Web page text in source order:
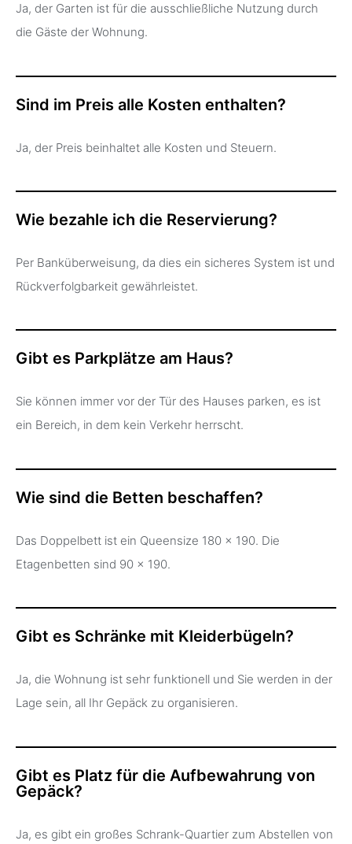
Ja, der Garten ist für die ausschließliche Nutzung durch
die Gäste der Wohnung.
Sind im Preis alle Kosten enthalten?
Ja, der Preis beinhaltet alle Kosten und Steuern.
Wie bezahle ich die Reservierung?
Per Banküberweisung, da dies ein sicheres System ist und
Rückverfolgbarkeit gewährleistet.
Gibt es Parkplätze am Haus?
Sie können immer vor der Tür des Hauses parken, es ist
ein Bereich, in dem kein Verkehr herrscht.
Wie sind die Betten beschaffen?
Das Doppelbett ist ein Queensize 180 x 190. Die
Etagenbetten sind 90 x 190.
Gibt es Schränke mit Kleiderbügeln?
Ja, die Wohnung ist sehr funktionell und Sie werden in der
Lage sein, all Ihr Gepäck zu organisieren.
Gibt es Platz für die Aufbewahrung von
Gepäck?
Ja, es gibt ein großes Schrank-Quartier zum Abstellen von